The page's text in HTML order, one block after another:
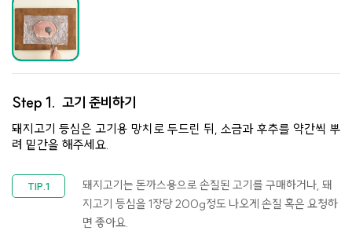
Step 1. 고기 준비하기
돼지고기 등심은 고기용 망치로 두드린 뒤, 소금과 후추를 약간씩 뿌
려 밑간을 해주세요.
돼지고기는 돈까스용으로 손질된 고기를 구매하거나, 돼
지고기 등심을 1장당 200g정도 나오게 손질 혹은 요청하
면 좋아요.